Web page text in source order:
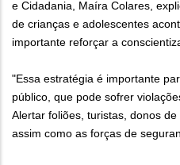
e Cidadania, Maíra Colares,
de crianças e adolescentes
importante reforçar a
"Essa estratégia é importante
público, que pode sofrer
Alertar foliões, turistas, donos
assim como as forças de